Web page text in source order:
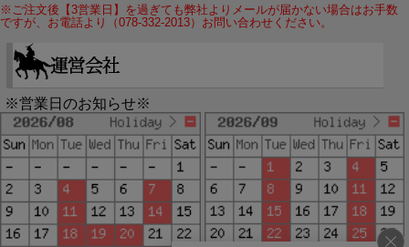
※ご注文後【3営業日】を過ぎても弊社よりメールが届かない場合はお手数
ですが、お電話より（078-332-2013）お問い合わせください。
※営業日のお知らせ※